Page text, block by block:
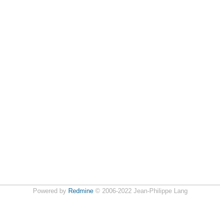
Powered by Redmine© 2006-2022 Jean-Philippe Lang